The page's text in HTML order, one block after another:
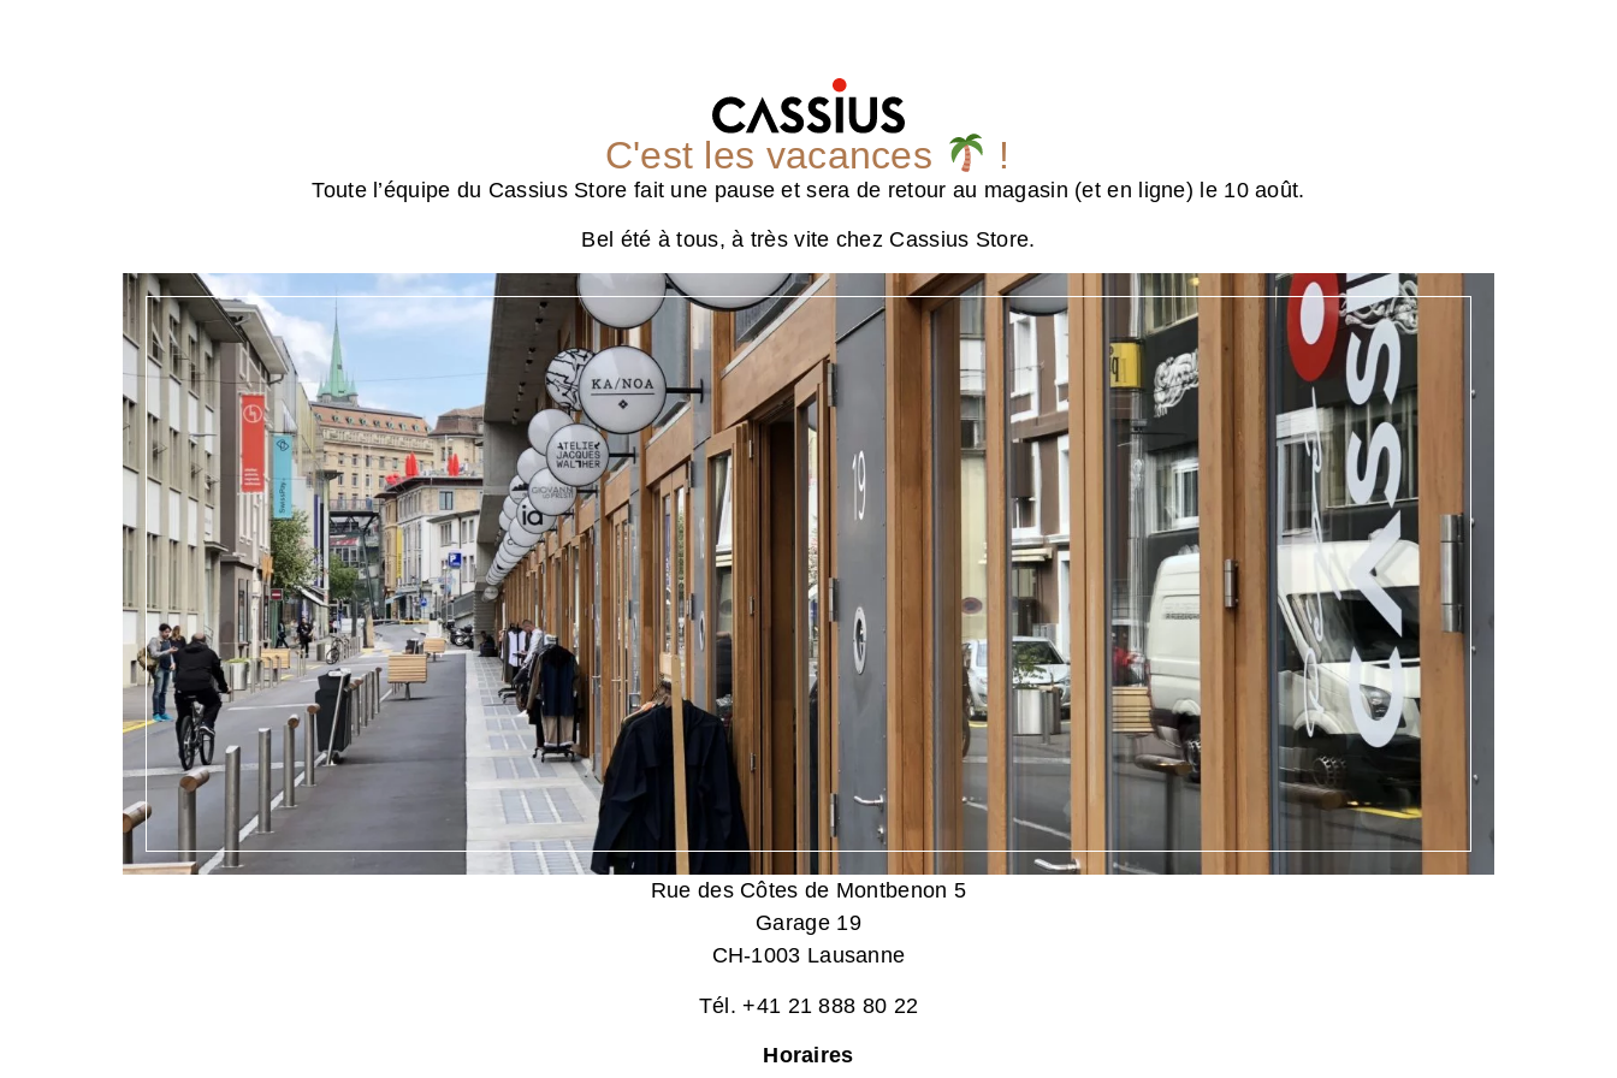
C'est les vacances !
Toute l’équipe du Cassius Store fait une pause et sera de retour au magasin (et en ligne) le 10 août.
Bel été à tous, à très vite chez Cassius Store.
Rue des Côtes de Montbenon 5
Garage 19
CH-1003 Lausanne
Tél. +41 21 888 80 22
Horaires